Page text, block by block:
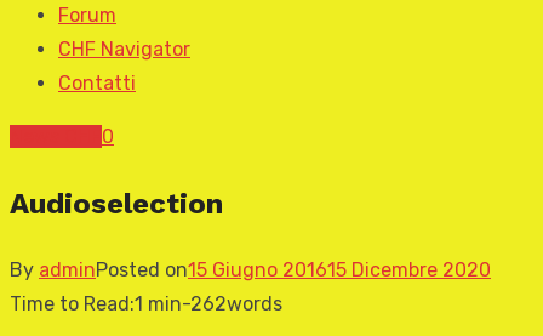
Forum
CHF Navigator
Contatti
0
Audioselection
By adminPosted on15 Giugno 201615 Dicembre 2020
Time to Read:1 min-262words